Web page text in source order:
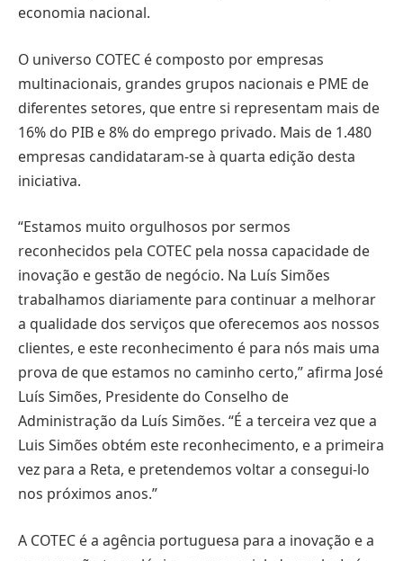
economia nacional.
O universo COTEC é composto por empresas
multinacionais, grandes grupos nacionais e PME de
diferentes setores, que entre si representam mais de
16% do PIB e 8% do emprego privado. Mais de 1.480
empresas candidataram-se à quarta edição desta
iniciativa.
“Estamos muito orgulhosos por sermos
reconhecidos pela COTEC pela nossa capacidade de
inovação e gestão de negócio. Na Luís Simões
trabalhamos diariamente para continuar a melhorar
a qualidade dos serviços que oferecemos aos nossos
clientes, e este reconhecimento é para nós mais uma
prova de que estamos no caminho certo,” afirma José
Luís Simões, Presidente do Conselho de
Administração da Luís Simões. “É a terceira vez que a
Luis Simões obtém este reconhecimento, e a primeira
vez para a Reta, e pretendemos voltar a consegui-lo
nos próximos anos.”
A COTEC é a agência portuguesa para a inovação e a